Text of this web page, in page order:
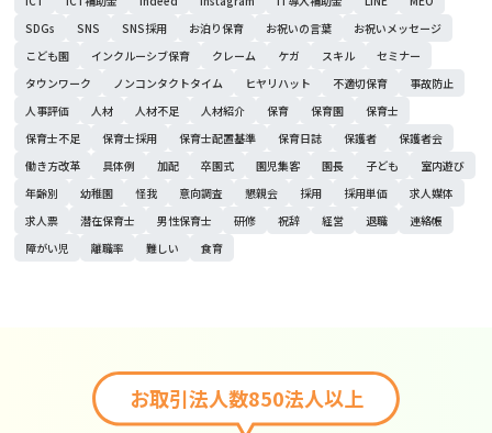
SDGs
SNS SNS採用 お泊り保育 お祝いの言葉
お祝いメッセージ
こども園
インクルーシブ保育 クレーム ケガ スキル
セミナー
タウンワーク
ノンコンタクトタイム ヒヤリハット 不適切保育
事故防止
人事評価
人材 人材不足 人材紹介 保育 保育園
保育士
保育士不足
保育士採用 保育士配置基準 保育日誌 保護者
保護者会
働き方改革
具体例 加配 卒園式 園児集客 園長 子ども
室内遊び
年齢別
幼稚園 怪我 意向調査 懇親会 採用 採用単価
求人媒体
求人票
潜在保育士 男性保育士 研修 祝辞 経営 退職
連絡帳
障がい児
離職率 難しい 食育
お取引法人数850法人以上